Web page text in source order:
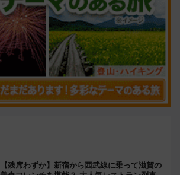
【残席わずか】新宿から西武線に乗って滋賀の